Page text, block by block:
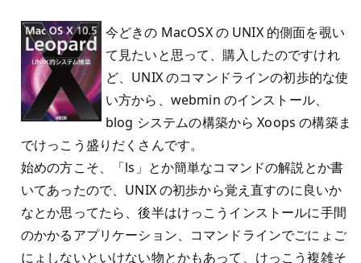
今どきの MacOSX の UNIX 的側面を覗い
て見たいと思って、購入したのですけれ
ど、UNIX のコマンドラインの初歩的な使
い方から、webmin のインストール、
blog システムの構築から Xoops の構築ま
でけっこう盛りだくさんです。
始めの方こそ、「ls」とか簡単なコマンドの解説とか書
いてあったので、UNIX の初歩から覚え直すのに良いか
なとか思ってたら、後半はけっこうインストールに手間
のかかるアプリケーション、コマンドラインでごにょご
にょしないといけない物とかもあって、けっこう複雑そ